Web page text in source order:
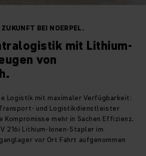
BEI NOERPEL.
mit Lithium-
von
Logistik mit maximaler Verfügbarkeit:
und Logistikdienstleister
Kompromisse mehr in Sachen Effizienz,
216i Lithium-Ionen-Stapler im
vor Ort Fahrt aufgenommen